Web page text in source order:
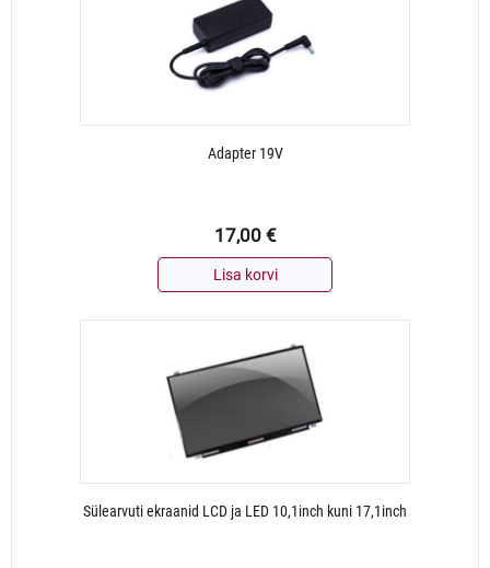
Adapter 19V
17,00 €
Lisa korvi
Sülearvuti ekraanid LCD ja LED 10,1inch kuni 17,1inch